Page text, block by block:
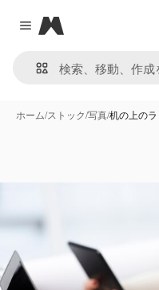
Close menu
Magnific
ホーム/ストック/写真/机の上の